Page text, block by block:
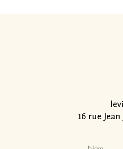
16 rue